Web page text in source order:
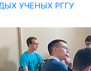
УЧЕНЫХ РГГУ